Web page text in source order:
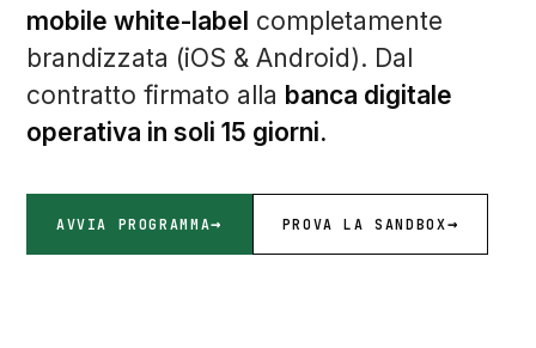
mobile white-label completamente
brandizzata (iOS & Android). Dal
contratto firmato alla banca digitale
operativa in soli 15 giorni.
AVVIA PROGRAMMA PROVA LA SANDBOX